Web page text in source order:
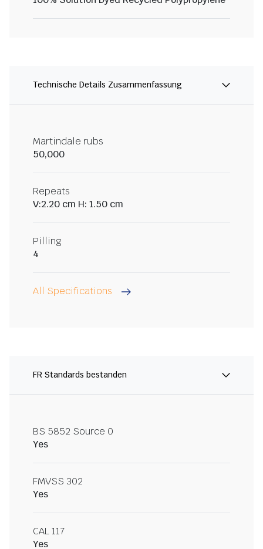
Technische Details Zusammenfassung
Martindale rubs
50,000
Repeats
V:2.20 cm H: 1.50 cm
Pilling
4
All Specifications
FR Standards bestanden
BS 5852 Source 0
Yes
FMVSS 302
Yes
CAL 117
Yes